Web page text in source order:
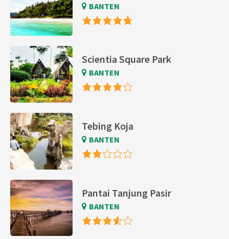
BANTEN
Scientia Square Park
BANTEN
Tebing Koja
BANTEN
Pantai Tanjung Pasir
BANTEN